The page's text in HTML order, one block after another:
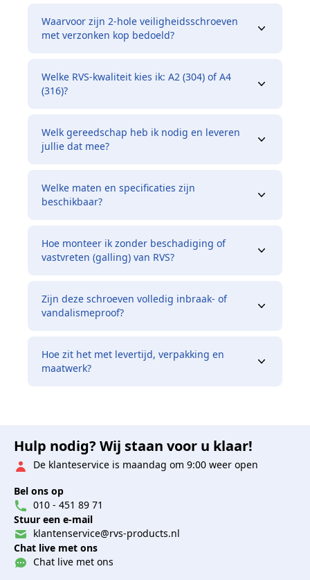
Waarvoor zijn 2‑hole veiligheidsschroeven
met verzonken kop bedoeld?
Welke RVS‑kwaliteit kies ik: A2 (304) of A4
(316)?
Welk gereedschap heb ik nodig en leveren
jullie dat mee?
Welke maten en specificaties zijn
beschikbaar?
Hoe monteer ik zonder beschadiging of
vastvreten (galling) van RVS?
Zijn deze schroeven volledig inbraak‑ of
vandalismeproof?
Hoe zit het met levertijd, verpakking en
maatwerk?
Hulp nodig? Wij staan voor u klaar!
De klanteservice is maandag om 9:00 weer open
Bel ons op
010 - 451 89 71
Stuur een e-mail
klantenservice@rvs-products.nl
Chat live met ons
Chat live met ons